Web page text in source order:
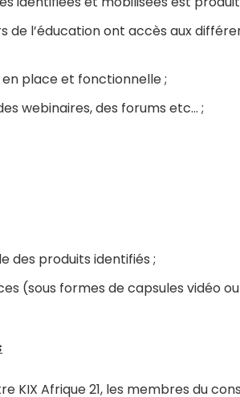
de l’éducation ont accès aux
place et fonctionnelle ;
webinaires, des forums etc… ;
des produits identifiés ;
(sous formes de capsules vidéo
KIX Afrique 21, les membres du